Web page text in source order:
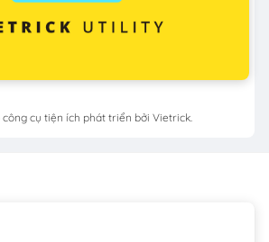
công cụ tiện ích phát triển bởi Vietrick.